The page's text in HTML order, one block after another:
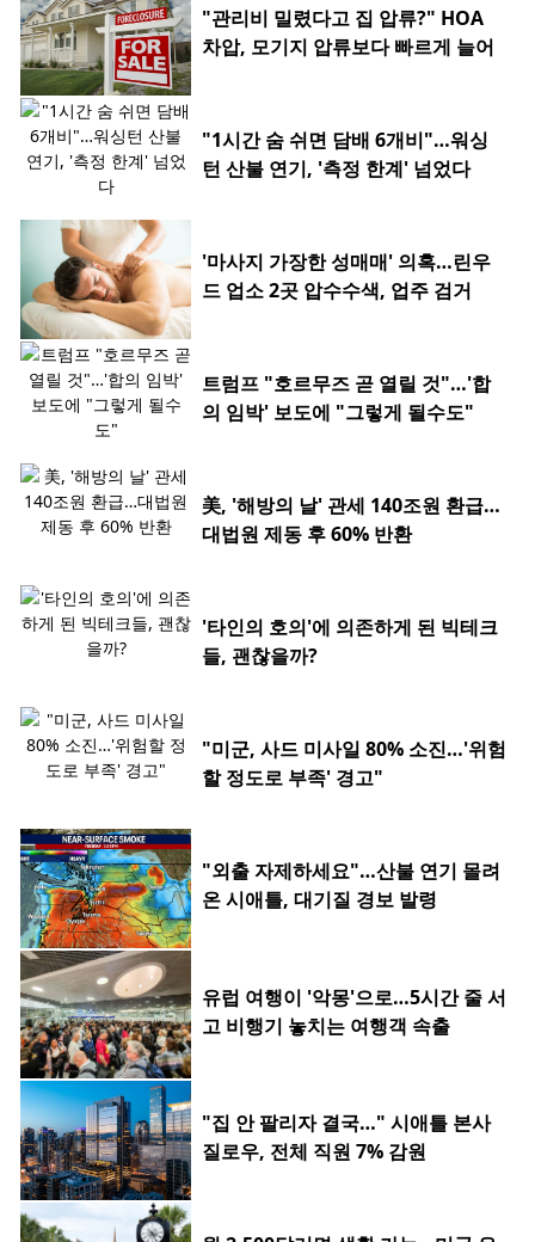
"관리비 밀렸다고 집 압류?" HOA
차압, 모기지 압류보다 빠르게 늘어
"1시간 숨 쉬면 담배 6개비"…워싱
턴 산불 연기, '측정 한계' 넘었다
'마사지 가장한 성매매' 의혹…린우
드 업소 2곳 압수수색, 업주 검거
트럼프 "호르무즈 곧 열릴 것"…'합
의 임박' 보도에 "그렇게 될수도"
美, '해방의 날' 관세 140조원 환급…
대법원 제동 후 60% 반환
'타인의 호의'에 의존하게 된 빅테크
들, 괜찮을까?
"미군, 사드 미사일 80% 소진…'위험
할 정도로 부족' 경고"
"외출 자제하세요"…산불 연기 몰려
온 시애틀, 대기질 경보 발령
유럽 여행이 '악몽'으로…5시간 줄 서
고 비행기 놓치는 여행객 속출
"집 안 팔리자 결국…" 시애틀 본사
질로우, 전체 직원 7% 감원